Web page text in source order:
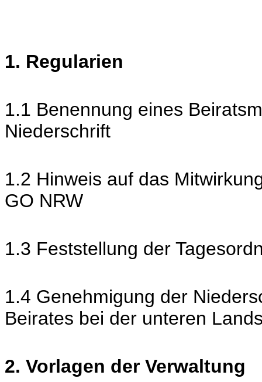
1. Regularien
1.1 Benennung eines
Niederschrift
1.2 Hinweis auf das
GO NRW
1.3 Feststellung der
1.4 Genehmigung der
Beirates bei der unteren
2. Vorlagen der Verwaltung